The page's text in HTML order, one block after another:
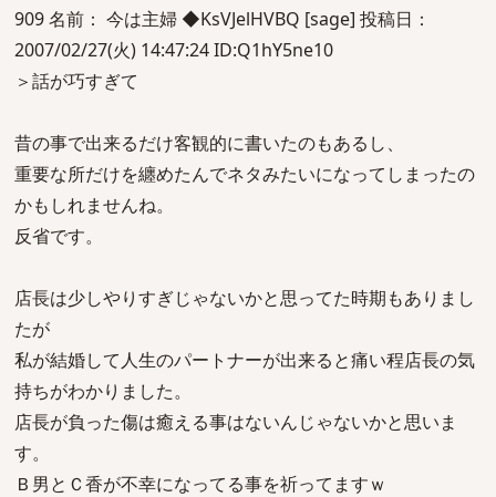
909 名前： 今は主婦 ◆KsVJelHVBQ [sage] 投稿日：
2007/02/27(火) 14:47:24 ID:Q1hY5ne10
＞話が巧すぎて
昔の事で出来るだけ客観的に書いたのもあるし、
重要な所だけを纏めたんでネタみたいになってしまったの
かもしれませんね。
反省です。
店長は少しやりすぎじゃないかと思ってた時期もありまし
たが
私が結婚して人生のパートナーが出来ると痛い程店長の気
持ちがわかりました。
店長が負った傷は癒える事はないんじゃないかと思いま
す。
Ｂ男とＣ香が不幸になってる事を祈ってますｗ